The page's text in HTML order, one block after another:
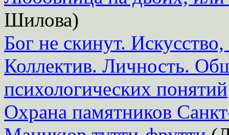
Шилова)
Бог не скинут.
Коллектив. Личность.
психологических понятий
Охрана памятников